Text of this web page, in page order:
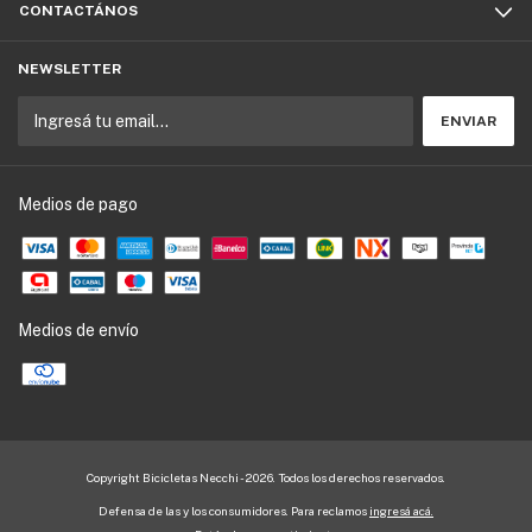
CONTACTÁNOS
NEWSLETTER
Medios de pago
Medios de envío
Copyright Bicicletas Necchi - 2026. Todos los derechos reservados.
Defensa de las y los consumidores. Para reclamos ingresá acá.